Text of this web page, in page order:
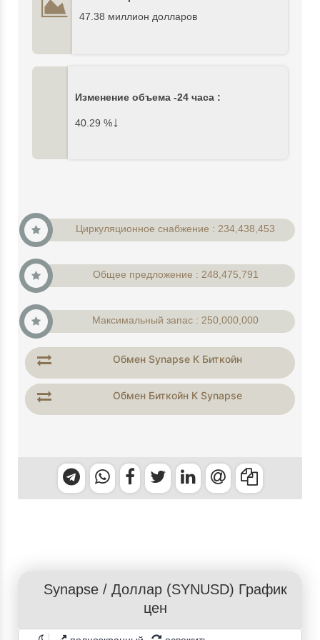
47.38 миллион долларов
Изменение объема -24 часа :
40.29 %↓
Циркуляционное снабжение : 234,438,453
Общее предложение : 248,475,791
Максимальный запас : 250,000,000
Обмен Synapse К Биткойн
Обмен Биткойн К Synapse
Synapse/ Доллар(SYNUSD) График
цен